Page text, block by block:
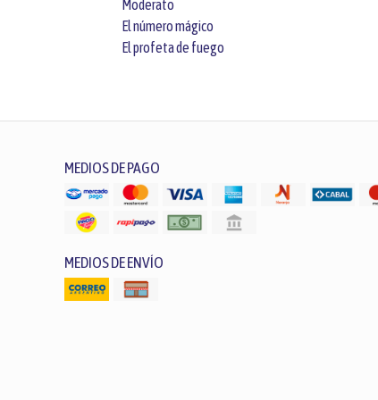
Moderato
El número mágico
El profeta de fuego
MEDIOS DE PAGO
MEDIOS DE ENVÍO